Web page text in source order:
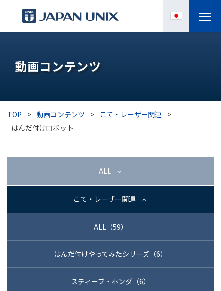
IPC
導入事例
各種サポート
03-3588-0551
お問い合わせ
動画コンテンツ
TOP > 動画コンテンツ > こて・レーザー関連 >
はんだ付けロボット
ALL
こて・レーザー関連
ALL（59）
はんだ付けやってみたシリーズ（6）
スティーブ・ホンダ（6）